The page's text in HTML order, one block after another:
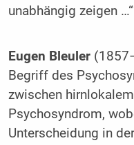
unabhängig zeigen …“
Eugen Bleuler
Begriff des
zwischen
Psychosyndrom,
Unterscheidung in